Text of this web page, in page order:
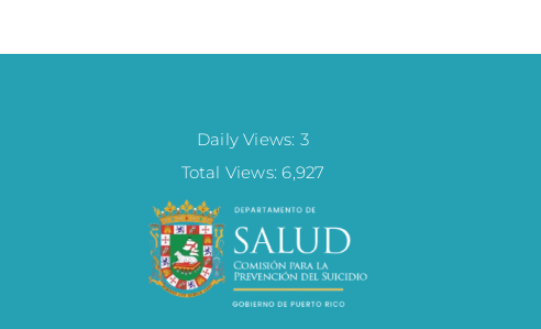
Daily Views: 3
Total Views: 6,927